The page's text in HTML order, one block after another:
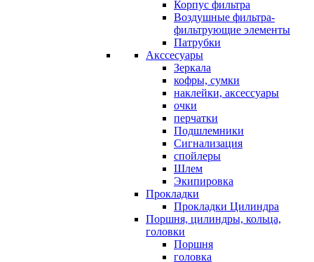
Корпус фильтра
Воздушные фильтра-
фильтрующие элементы
Патрубки
Акссесуары
Зеркала
кофры, сумки
наклейки, аксессуары
очки
перчатки
Подшлемники
Сигнализация
спойлеры
Шлем
Экипировка
Прокладки
Прокладки Цилиндра
Поршня, цилиндры, кольца,
головки
Поршня
головка